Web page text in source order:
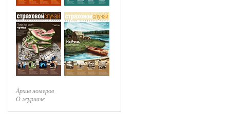
Архив номеров
О журнале